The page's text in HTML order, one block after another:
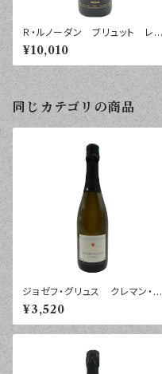
Ｒ・ルノーダン ブリュット レ
ゼルヴ シャンパーニュ ７５０
ｍｌ
¥10,010
同じカテゴリの商品
ジョゼフ・グリュス クレマン・ダ
ルザス エクストラ・ブリュッ
ト ７５０ｍｌ
¥3,520